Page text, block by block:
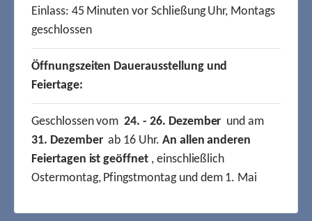
Einlass: 45 Minuten vor Schließung Uhr, Montags
geschlossen
Öffnungszeiten Dauerausstellung und
Feiertage:
Geschlossen vom24. - 26. Dezember und am
31. Dezemberab 16 Uhr. An allen anderen
Feiertagen ist geöffnet, einschließlich
Ostermontag, Pfingstmontag und dem 1. Mai